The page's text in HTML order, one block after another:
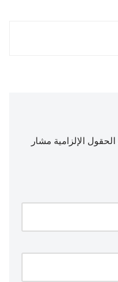
الحقول الإلزامية مشار